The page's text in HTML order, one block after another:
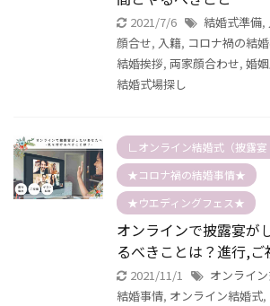
2021/7/6 結婚式準備,
顔合せ, 入籍, コロナ禍の結
結婚挨拶, 両家顔合わせ, 婚
結婚式場探し
∟オンライン結婚式（披露宴
★コロナ禍の結婚事情★
★ウエディングフェス★
オンラインで披露宴が
るべきことは？進行,
2021/11/1 オンライ
結婚事情, オンライン結婚式,